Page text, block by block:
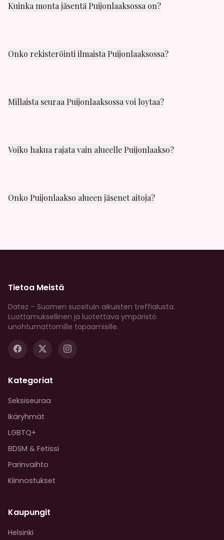
Kuinka monta jäsentä Puijonlaaksossa on?
Onko rekisteröinti ilmaista Puijonlaaksossa?
Millaista seuraa Puijonlaaksossa voi loytaa?
Voiko hakua rajata vain alueelle Puijonlaakso?
Onko Puijonlaakso alueen jäsenet aitoja?
Tietoa Meistä
Datez – Suomen suosituin aikuisten treffialusta.
Luottamuksellinen ja luotettava ympäristö
unohtumattomille tapaamisille.
Kategoriat
Seksiseuraa
Ikäryhmät
LGBTQ+
BDSM & Fetissi
Parinvaihto
Kiinnostukset
Kaupungit
Helsinki